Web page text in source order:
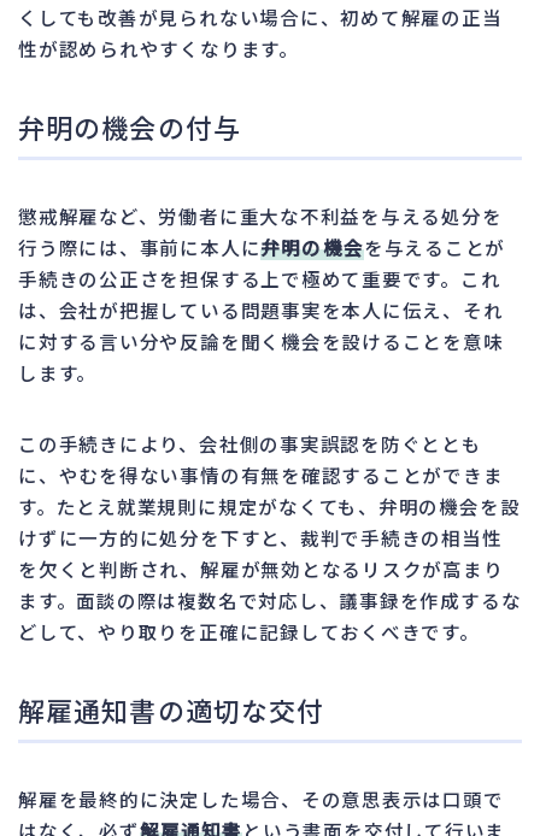
くしても改善が見られない場合に、初めて解雇の正当
性が認められやすくなります。
弁明の機会の付与
懲戒解雇など、労働者に重大な不利益を与える処分を
行う際には、事前に本人に弁明の機会を与えることが
手続きの公正さを担保する上で極めて重要です。これ
は、会社が把握している問題事実を本人に伝え、それ
に対する言い分や反論を聞く機会を設けることを意味
します。
この手続きにより、会社側の事実誤認を防ぐととも
に、やむを得ない事情の有無を確認することができま
す。たとえ就業規則に規定がなくても、弁明の機会を設
けずに一方的に処分を下すと、裁判で手続きの相当性
を欠くと判断され、解雇が無効となるリスクが高まり
ます。面談の際は複数名で対応し、議事録を作成するな
どして、やり取りを正確に記録しておくべきです。
解雇通知書の適切な交付
解雇を最終的に決定した場合、その意思表示は口頭で
はなく、必ず解雇通知書という書面を交付して行いま